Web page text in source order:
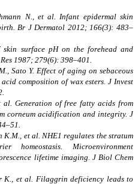
N., et al. Infant epidermal skin
Br J Dermatol 2012; 166(3): 483–
surface pH on the forehead and
1987; 279(6): 398–401.
Sato Y. Effect of aging on sebaceous
composition of wax esters. J Invest
al. Generation of free fatty acids from
corneum acidification and integrity. J
K.M., et al. NHE1 regulates the stratum
homeostasis. Microenvironment
lifetime imaging. J Biol Chem
K., et al. Filaggrin deficiency leads to